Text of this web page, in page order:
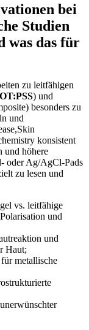
bei
Studien
was das für
​zu ⁣leitfähigen
) und
besonders zu
und⁤
konsistent
und höhere
oder Ag/AgCl-Pads​
zu lesen und
‍vs. ⁢leitfähige
und
und
Haut;
für metallische